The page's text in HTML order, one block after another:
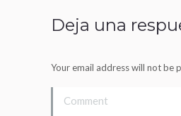
Deja una
Your email address will not be
Comment